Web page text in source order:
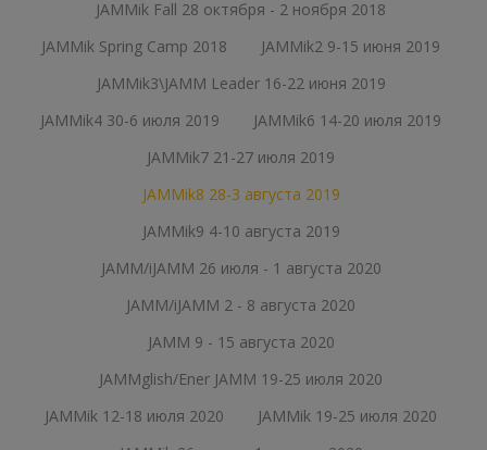
JAMMik Fall 28 октября - 2 ноября 2018
JAMMik Spring Camp 2018
JAMMik2 9-15 июня 2019
JAMMik3\JAMM Leader 16-22 июня 2019
JAMMik4 30-6 июля 2019
JAMMik6 14-20 июля 2019
JAMMik7 21-27 июля 2019
JAMMik8 28-3 августа 2019
JAMMik9 4-10 августа 2019
JAMM/iJAMM 26 июля - 1 августа 2020
JAMM/iJAMM 2 - 8 августа 2020
JAMM 9 - 15 августа 2020
JAMMglish/Ener JAMM 19-25 июля 2020
JAMMik 12-18 июля 2020
JAMMik 19-25 июля 2020